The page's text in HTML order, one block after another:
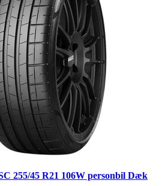
255/45 R21 106W personbil Dæk